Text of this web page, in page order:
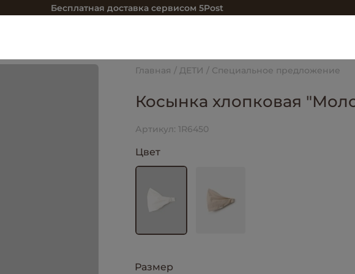
Бесплатная доставка сервисом 5Post
Главная ДЕТИ Специальное предложение
Косынка хлопковая
Артикул: 1R6450
Цвет
Размер